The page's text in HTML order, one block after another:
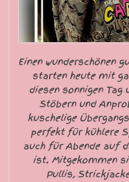
Einen wunderschönen
starten heute mit
diesen sonnigen
Stöbern und
kuschelige
perfekt für kühlere
auch für Abende auf
ist. Mitgekommen
Pullis,